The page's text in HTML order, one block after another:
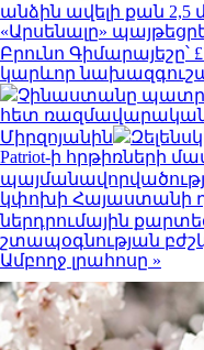
անձին ավելի քան 2,5
«Արսենալը»
Բրունո Գիմարայեշը՝
կարևոր
Չինաստանը
հետ ռազմավարական
Միրզոյանին
Patriot-ի հրթիռների
կփոխի Հայաստանի
ներդրումային
շտապօգնության
Ամբողջ լրահոսը »